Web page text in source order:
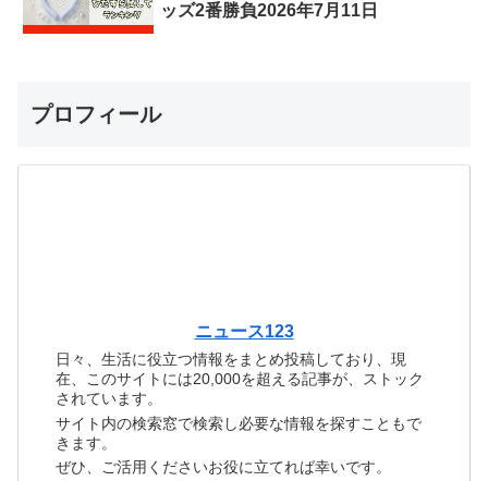
ッズ2番勝負2026年7月11日
プロフィール
ニュース123
日々、生活に役立つ情報をまとめ投稿しており、現
在、このサイトには20,000を超える記事が、ストック
されています。
サイト内の検索窓で検索し必要な情報を探すこともで
きます。
ぜひ、ご活用くださいお役に立てれば幸いです。